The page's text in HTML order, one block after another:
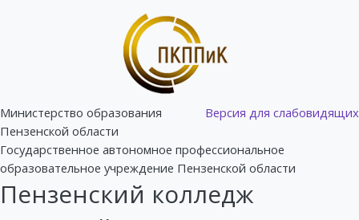
Версия для слабовидящих
Министерство образования
Пензенской области
Государственное автономное профессиональное
образовательное учреждение Пензенской области
Пензенский колледж